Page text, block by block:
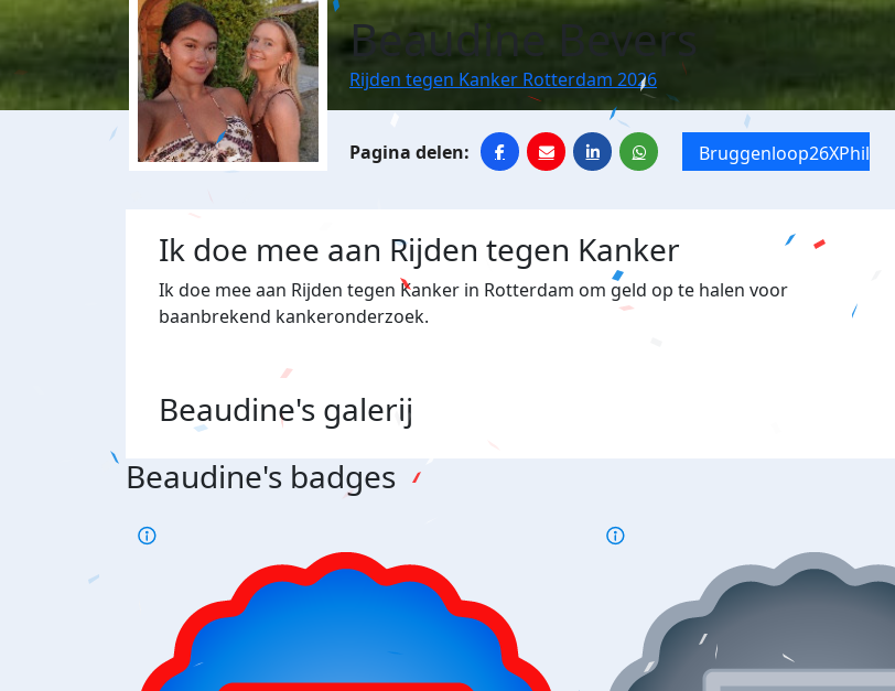
Beaudine Bevers
Rijden tegen Kanker Rotterdam 2026
Bruggenloop26XPhilotes
Ik doe mee aan Rijden tegen Kanker
Ik doe mee aan Rijden tegen Kanker in Rotterdam om geld op te halen voor
baanbrekend kankeronderzoek.
Beaudine's galerij
Beaudine's badges